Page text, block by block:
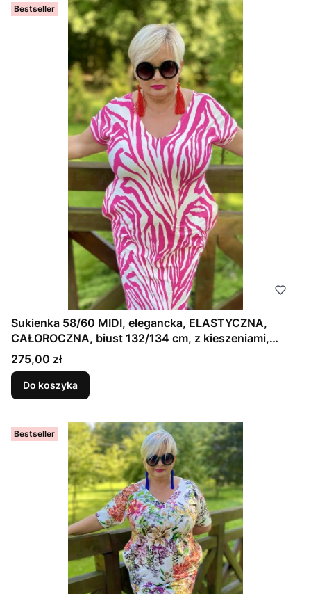
Bestseller
Sukienka 58/60 MIDI, elegancka, ELASTYCZNA,
CAŁOROCZNA, biust 132/134 cm, z kieszeniami,
bawełna 95%, fason prosty, klasyczny, idealna na
większy biust, RÓŻOWA ZEBRA
Cena
275,00 zł
Do koszyka
Bestseller